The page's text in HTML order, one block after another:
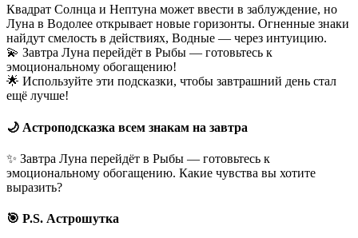
Квадрат Солнца и Нептуна может ввести в заблуждение, но
Луна в Водолее открывает новые горизонты. Огненные знаки
найдут смелость в действиях, Водные — через интуицию.
💫 Завтра Луна перейдёт в Рыбы — готовьтесь к
эмоциональному обогащению!
🌟 Используйте эти подсказки, чтобы завтрашний день стал
ещё лучше!
🌙 Астроподсказка всем знакам на завтра
✨ Завтра Луна перейдёт в Рыбы — готовьтесь к
эмоциональному обогащению. Какие чувства вы хотите
выразить?
🎯 P.S. Астрошутка